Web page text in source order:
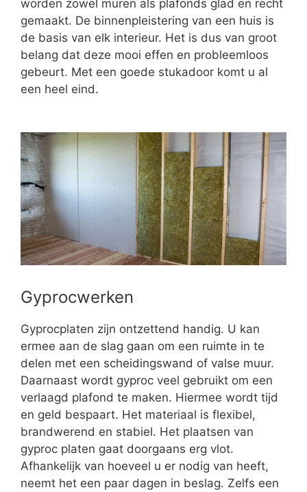
worden zowel muren als plafonds glad en recht
gemaakt. De binnenpleistering van een huis is
de basis van elk interieur. Het is dus van groot
belang dat deze mooi effen en probleemloos
gebeurt. Met een goede stukadoor komt u al
een heel eind.
Gyprocwerken
Gyprocplaten zijn ontzettend handig. U kan
ermee aan de slag gaan om een ruimte in te
delen met een scheidingswand of valse muur.
Daarnaast wordt gyproc veel gebruikt om een
verlaagd plafond te maken. Hiermee wordt tijd
en geld bespaart. Het materiaal is flexibel,
brandwerend en stabiel. Het plaatsen van
gyproc platen gaat doorgaans erg vlot.
Afhankelijk van hoeveel u er nodig van heeft,
neemt het een paar dagen in beslag. Zelfs een